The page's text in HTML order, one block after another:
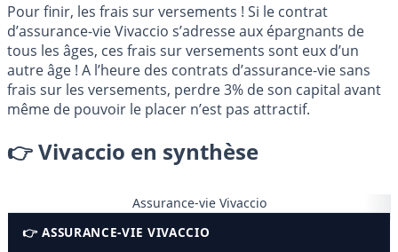
Pour finir, les frais sur versements ! Si le contrat
d’assurance-vie Vivaccio s’adresse aux épargnants de
tous les âges, ces frais sur versements sont eux d’un
autre âge ! A l’heure des contrats d’assurance-vie sans
frais sur les versements, perdre 3% de son capital avant
même de pouvoir le placer n’est pas attractif.
👉 Vivaccio en synthèse
Assurance-vie Vivaccio
👉 ASSURANCE-VIE VIVACCIO